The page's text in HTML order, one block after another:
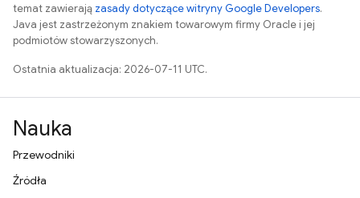
temat zawierają zasady dotyczące witryny Google Developers.
Java jest zastrzeżonym znakiem towarowym firmy Oracle i jej
podmiotów stowarzyszonych.
Ostatnia aktualizacja: 2026-07-11 UTC.
Nauka
Przewodniki
Źródła